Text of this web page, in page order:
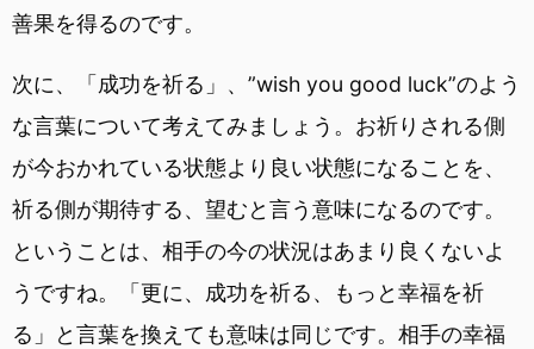
善果を得るのです。
次に、「成功を祈る」、”wish you good luck”のよう
な言葉について考えてみましょう。お祈りされる側
が今おかれている状態より良い状態になることを、
祈る側が期待する、望むと言う意味になるのです。
ということは、相手の今の状況はあまり良くないよ
うですね。「更に、成功を祈る、もっと幸福を祈
る」と言葉を換えても意味は同じです。相手の幸福